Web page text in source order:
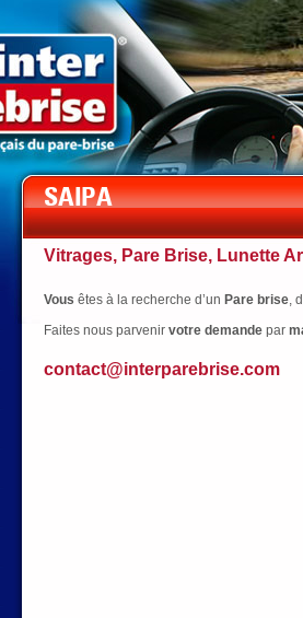
Vitrages, Pare Brise, Lunette
Vous êtes à la recherche d’un Pare brise,
Faites nous parvenir votre demande par
contact@interparebrise.com